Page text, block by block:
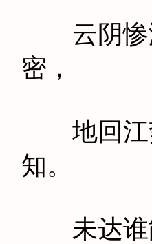
云阴惨澹
密，
地回江势
知。
未达谁